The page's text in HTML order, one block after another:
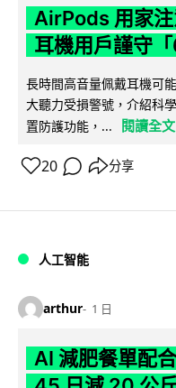
AirPods 用家
耳機用戶謹守
長時間高音量佩戴耳機可
大聽力受損警號，介紹科
置防護功能，...
閱讀全文
20 分享
人工智能
arthur 1 日
AI 減肥餐單配